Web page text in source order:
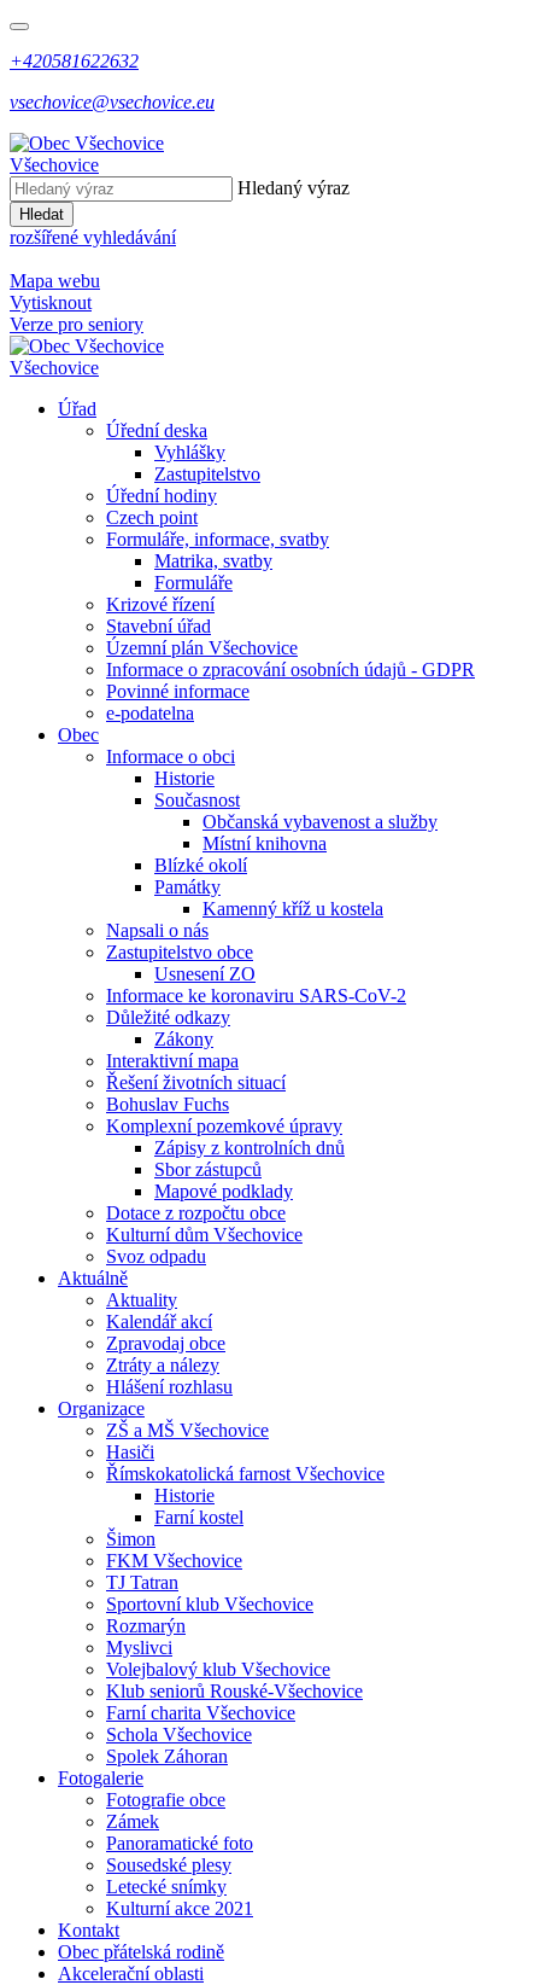
+420581622632
vsechovice@vsechovice.eu
Všechovice
Hledaný výraz
Hledat
rozšířené vyhledávání
Mapa webu
Vytisknout
Verze pro seniory
Všechovice
Úřad
Úřední deska
Vyhlášky
Zastupitelstvo
Úřední hodiny
Czech point
Formuláře, informace, svatby
Matrika, svatby
Formuláře
Krizové řízení
Stavební úřad
Územní plán Všechovice
Informace o zpracování osobních údajů - GDPR
Povinné informace
e-podatelna
Obec
Informace o obci
Historie
Současnost
Občanská vybavenost a služby
Místní knihovna
Blízké okolí
Památky
Kamenný kříž u kostela
Napsali o nás
Zastupitelstvo obce
Usnesení ZO
Informace ke koronaviru SARS-CoV-2
Důležité odkazy
Zákony
Interaktivní mapa
Řešení životních situací
Bohuslav Fuchs
Komplexní pozemkové úpravy
Zápisy z kontrolních dnů
Sbor zástupců
Mapové podklady
Dotace z rozpočtu obce
Kulturní dům Všechovice
Svoz odpadu
Aktuálně
Aktuality
Kalendář akcí
Zpravodaj obce
Ztráty a nálezy
Hlášení rozhlasu
Organizace
ZŠ a MŠ Všechovice
Hasiči
Římskokatolická farnost Všechovice
Historie
Farní kostel
Šimon
FKM Všechovice
TJ Tatran
Sportovní klub Všechovice
Rozmarýn
Myslivci
Volejbalový klub Všechovice
Klub seniorů Rouské-Všechovice
Farní charita Všechovice
Schola Všechovice
Spolek Záhoran
Fotogalerie
Fotografie obce
Zámek
Panoramatické foto
Sousedské plesy
Letecké snímky
Kulturní akce 2021
Kontakt
Obec přátelská rodině
Akcelerační oblasti